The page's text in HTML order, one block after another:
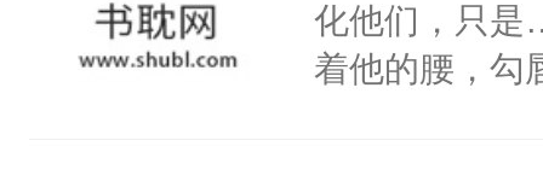
化他们，只是
着他的腰，勾